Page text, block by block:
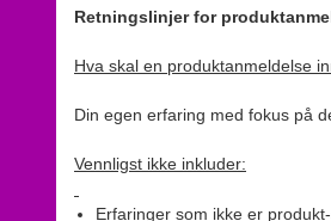
Retningslinjer for
Hva skal en produktanmeldelse
Din egen erfaring med fokus på
Vennligst ikke inkluder:
Erfaringer som ikke er